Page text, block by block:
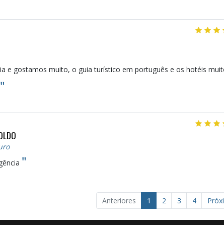
e gostamos muito, o guia turístico em português e os hotéis
"
"
Anteriores 1 2 3 4